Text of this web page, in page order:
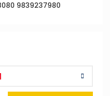
9839237980